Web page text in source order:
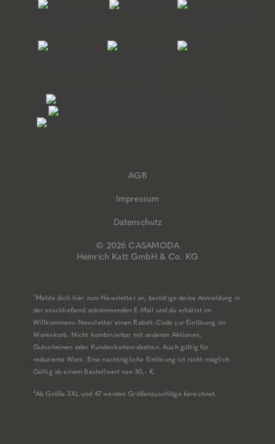
© 2026 CASAMODA
Heinrich Katt GmbH & Co. KG
AGB
Impressum
Datenschutz
¹Melde dich hier zum Newsletter an, bestätige deine Anmeldung in
der anschließend ankommenden E-Mail und du erhältst im
Willkommens-Newsletter einen Rabatt-Code zur Einlösung im
Warenkorb. Nicht kombinierbar mit anderen Aktionen,
Gutscheinen oder Kundenkartenrabatten. Auch gültig für
reduzierte Ware. Eine nachträgliche Einlösung ist nicht möglich.
Gültig ab einem Bestellwert von 30,- €.
²Ab Größe 3XL und 47 werden Größenzuschläge berechnet.